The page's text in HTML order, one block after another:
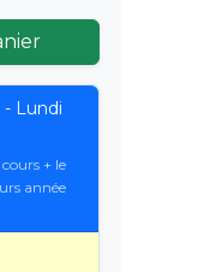
Lundi
+ le
année